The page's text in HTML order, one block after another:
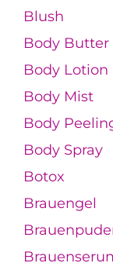
Blush
Body Butter
Body Lotion
Body Mist
Body
Body Spray
Botox
Brauengel